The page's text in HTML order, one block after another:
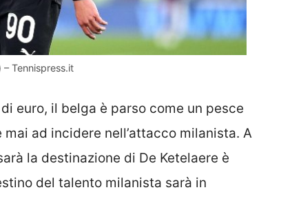
Tennispress.it
di euro, il belga è parso come un pesce
ad incidere nell’attacco milanista. A
la destinazione di De Ketelaere è
del talento milanista sarà in